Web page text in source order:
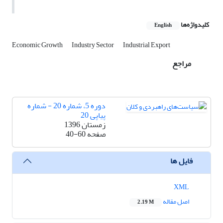
کلیدواژه‌ها English
Economic Growth Industry Sector Industrial Export
مراجع
دوره 5، شماره 20 - شماره
پیاپی 20
زمستان 1396
صفحه40-60
فایل ها
اصل مقاله
2.19 M